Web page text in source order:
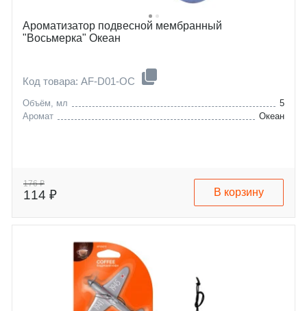
Ароматизатор подвесной мембранный
"Восьмерка" Океан
Код товара: AF-D01-OC
Объём, мл
5
Аромат
Океан
176 ₽
114 ₽ В корзину